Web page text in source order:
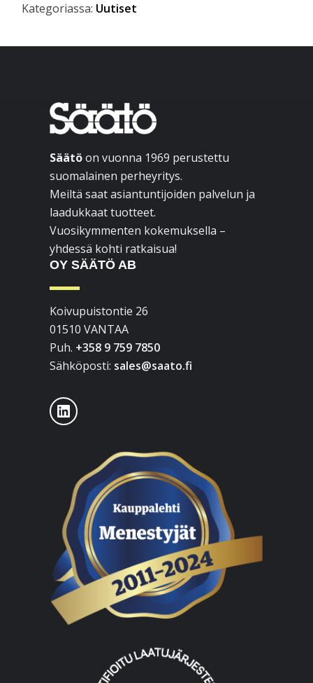
Kategoriassa: Uutiset
Footer
Säätöon vuonna 1969 perustettu
suomalainen perheyritys.
Meiltä saat asiantuntijoiden palvelun ja
laadukkaat tuotteet.
Vuosikymmenten kokemuksella –
yhdessä kohti ratkaisua!
OY SÄÄTÖ AB
Koivupuistontie 26
01510 VANTAA
Puh. +358 9 759 7850
Sähköposti: sales@saato.fi
LinkedIn